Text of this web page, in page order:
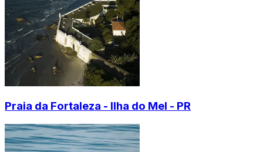
Praia da Fortaleza - Ilha do Mel - PR